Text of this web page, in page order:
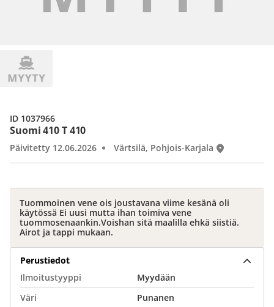
Suomi 410 T 410
Päivitetty 12.06.2026 Värtsilä, Pohjois-Karjala
ID 1037966
Tuommoinen vene ois joustavana viime kesänä oli
käytössä Ei uusi mutta ihan toimiva vene
tuommosenaankin.Voishan sitä maalilla ehkä siistiä.
Airot ja tappi mukaan.
Perustiedot
Ilmoitustyyppi
Myydään
Väri
Punanen